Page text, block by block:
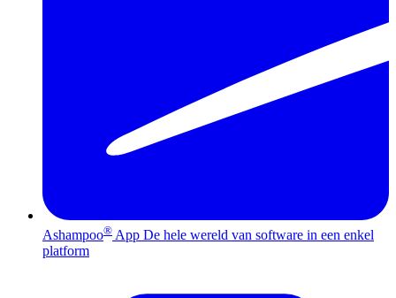
Ashampoo® App De hele wereld van software in een enkel
platform